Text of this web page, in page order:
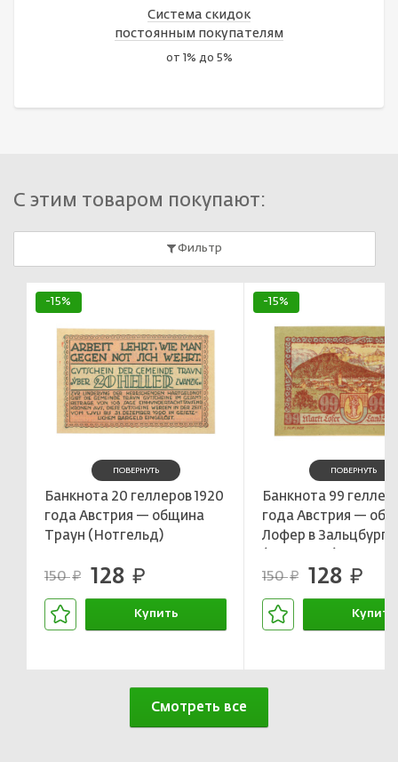
Система скидок
постоянным покупателям
от 1% до 5%
С этим товаром покупают:
Фильтр
-15%
ПОВЕРНУТЬ
Банкнота 20 геллеров 1920
года Австрия — община
Траун (Нотгельд)
150руб. 128 руб.
Купить
-15%
ПОВЕРНУТЬ
Банкнота 99
года Австрия —
Лофер в Зальцбурге
150руб. 128 руб.
Купить
Смотреть все